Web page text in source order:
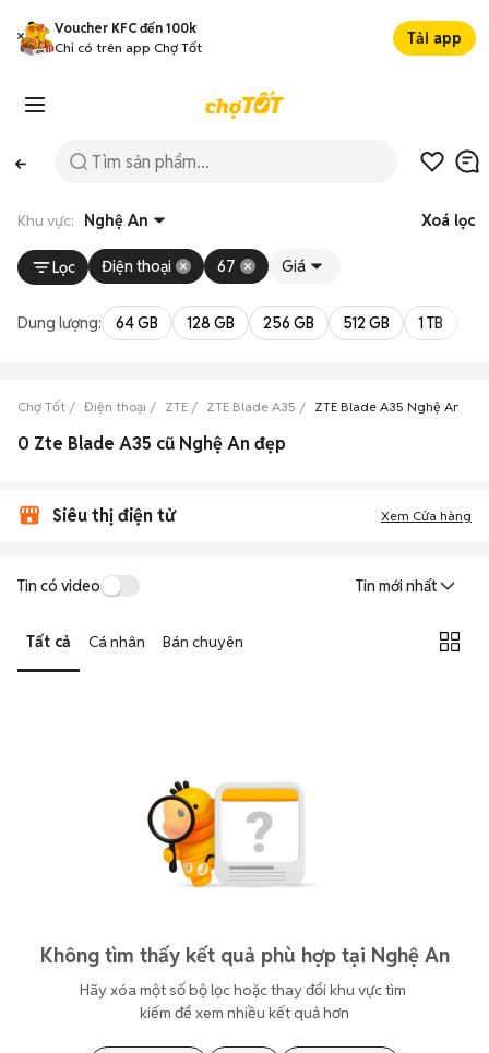
Voucher KFC đến 100k
Chỉ có trên app Chợ Tốt
Tải app
Khu vực: Nghệ An Xoá lọc
Lọc Điện thoại 67 Giá
Dung lượng: 64 GB 128 GB 256 GB 512 GB 1 TB
Chợ Tốt Điện thoại ZTE ZTE Blade A35 ZTE Blade A35 Nghệ An
0 Zte Blade A35 cũ Nghệ An đẹp
Siêu thị điện tử Xem Cửa hàng
Tin có video Tin mới nhất
Tất cả Cá nhân Bán chuyên
Không tìm thấy kết quả phù hợp tại Nghệ An
Hãy xóa một số bộ lọc hoặc thay đổi khu vực tìm
kiếm để xem nhiều kết quả hơn